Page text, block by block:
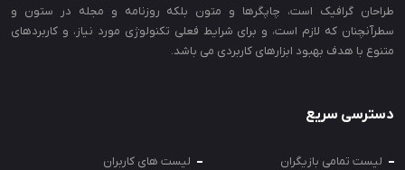
طراحان گرافیک است، چاپگرها و متون بلکه روزنامه و مجله در ستون و
سطرآنچنان که لازم است، و برای شرایط فعلی تکنولوژی مورد نیاز، و کاربردهای
متنوع با هدف بهبود ابزارهای کاربردی می باشد.
دسترسی سریع
لیست تمامی بازیگران لیست های کاربران